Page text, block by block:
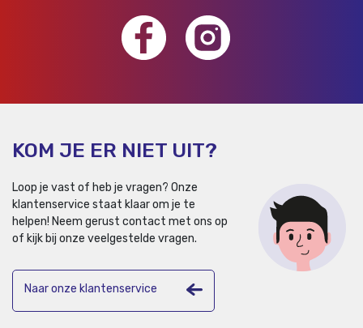
KOM JE ER NIET UIT?
Loop je vast of heb je vragen? Onze
klantenservice staat klaar om je te
helpen! Neem gerust contact met ons op
of kijk bij onze veelgestelde vragen.
Naar onze klantenservice